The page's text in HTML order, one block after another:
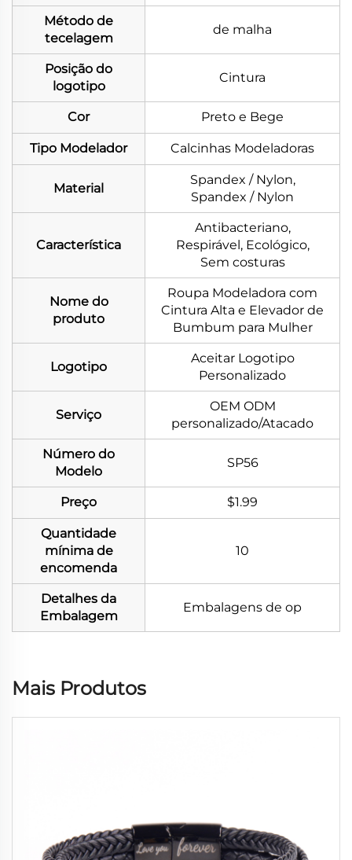
Método de
tecelagem
de malha
Posição do
logotipo
Cintura
Cor Preto e Bege
Tipo Modelador Calcinhas Modeladoras
Material
Spandex / Nylon,
Spandex / Nylon
Característica
Antibacteriano,
Respirável, Ecológico,
Sem costuras
Nome do
produto
Roupa Modeladora com
Cintura Alta e Elevador de
Bumbum para Mulher
Logotipo
Aceitar Logotipo
Personalizado
Serviço
OEM ODM
personalizado/Atacado
Número do
Modelo
SP56
Preço $1.99
Quantidade
mínima de
encomenda
10
Detalhes da
Embalagem
Embalagens de op
Mais Produtos